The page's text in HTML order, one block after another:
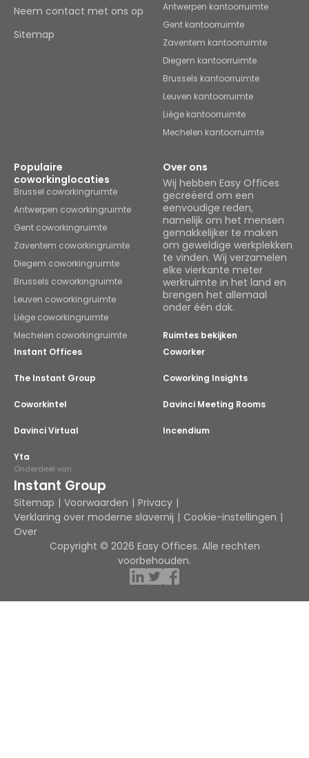
Neem contact met ons op
Sitemap
Antwerpen kantoorruimte
Gent kantoorruimte
Zaventem kantoorruimte
Diegem kantoorruimte
Brussels kantoorruimte
Leuven kantoorruimte
Liège kantoorruimte
Mechelen kantoorruimte
Populaire
coworkinglocaties
Brussel coworkingruimte
Antwerpen coworkingruimte
Gent coworkingruimte
Zaventem coworkingruimte
Diegem coworkingruimte
Brussels coworkingruimte
Leuven coworkingruimte
Liège coworkingruimte
Mechelen coworkingruimte
Over ons
Wij hebben Easy Offices
gecreëerd om een
eenvoudige reden,
namelijk om het mensen
gemakkelijker te maken
om geweldige werkplekken
te vinden. Wij verzamelen
elke vierkante meter
werkruimte in het land en
brengen het allemaal
onder één dak.
Ruimtes bekijken
Instant Offices
Coworker
The Instant Group Coworking Insights
Coworkintel Davinci Meeting Rooms
Davinci Virtual Incendium
Yta
Onderdeel van
Instant Group
Sitemap Voorwaarden
Privacy
Verklaring over moderne slavernij
Cookie-instellingen
Over
Copyright © 2026 Easy Offices. Alle rechten
voorbehouden.